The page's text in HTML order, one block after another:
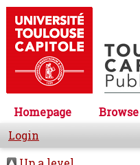
Homepage Browse
Login